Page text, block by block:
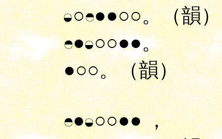
○ ●●○○。（韻）
● ○○●●。
●○○。（韻）
● ○○●●，